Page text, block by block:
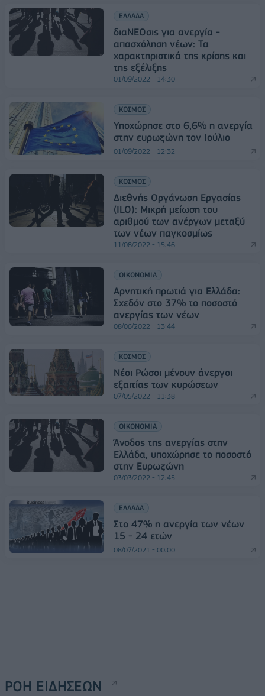
ΕΛΛΑΔΑ
διαΝΕΟσις για ανεργία -
απασχόληση νέων: Τα
χαρακτηριστικά της κρίσης και
της εξέλιξης
01/09/2022 - 14:30
ΚΟΣΜΟΣ
Υποχώρησε στο 6,6% η ανεργία
στην ευρωζώνη τον Ιούλιο
01/09/2022 - 12:32
ΚΟΣΜΟΣ
Διεθνής Οργάνωση Εργασίας
(ILO): Μικρή μείωση του
αριθμού των ανέργων μεταξύ
των νέων παγκοσμίως
11/08/2022 - 15:46
ΟΙΚΟΝΟΜΙΑ
Αρνητική πρωτιά για Ελλάδα:
Σχεδόν στο 37% το ποσοστό
ανεργίας των νέων
08/06/2022 - 13:44
ΚΟΣΜΟΣ
Νέοι Ρώσοι μένουν άνεργοι
εξαιτίας των κυρώσεων
07/05/2022 - 11:38
ΟΙΚΟΝΟΜΙΑ
Άνοδος της ανεργίας στην
Ελλάδα, υποχώρησε το ποσοστό
στην Ευρωζώνη
03/03/2022 - 12:45
ΕΛΛΑΔΑ
Στο 47% η ανεργία των νέων
15 - 24 ετών
08/07/2021 - 00:00
ΡΟΗ ΕΙΔΗΣΕΩΝ